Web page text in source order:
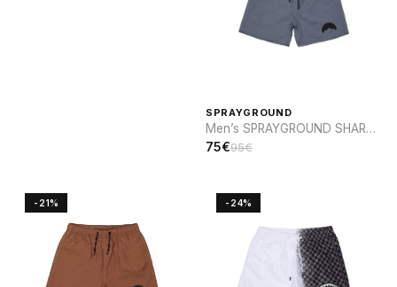
SPRAYGROUND
Men’s SPRAYGROUND SHARK
PARCH SWIM
75€95€
-21% -24%